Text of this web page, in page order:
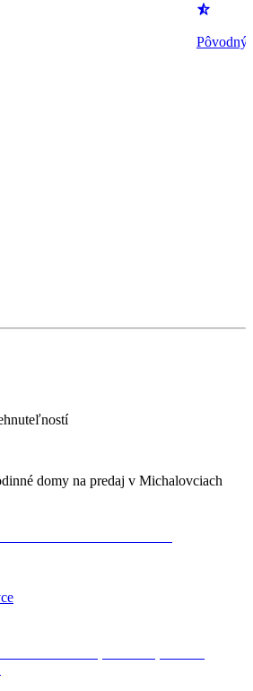
Pôvodný
domy na predaj v Michalovciach